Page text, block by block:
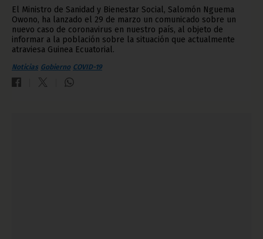
El Ministro de Sanidad y Bienestar Social, Salomón Nguema
Owono, ha lanzado el 29 de marzo un comunicado sobre un
nuevo caso de coronavirus en nuestro país, al objeto de
informar a la población sobre la situación que actualmente
atraviesa Guinea Ecuatorial.
Noticias Gobierno COVID-19